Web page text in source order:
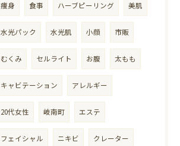
痩身 食事 ハーブピーリング 美肌
水光パック 水光肌 小顔 市販
むくみ セルライト お腹 太もも
キャビテーション アレルギー
20代女性 岐南町 エステ
フェイシャル ニキビ クレーター